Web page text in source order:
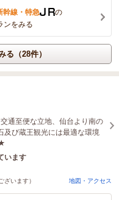
幹線・特急
の
ンをみる
る（28件）
交通至便な立地、仙台より南の
及び蔵王観光には最適な環境
います
ざいます） 地図・アクセス